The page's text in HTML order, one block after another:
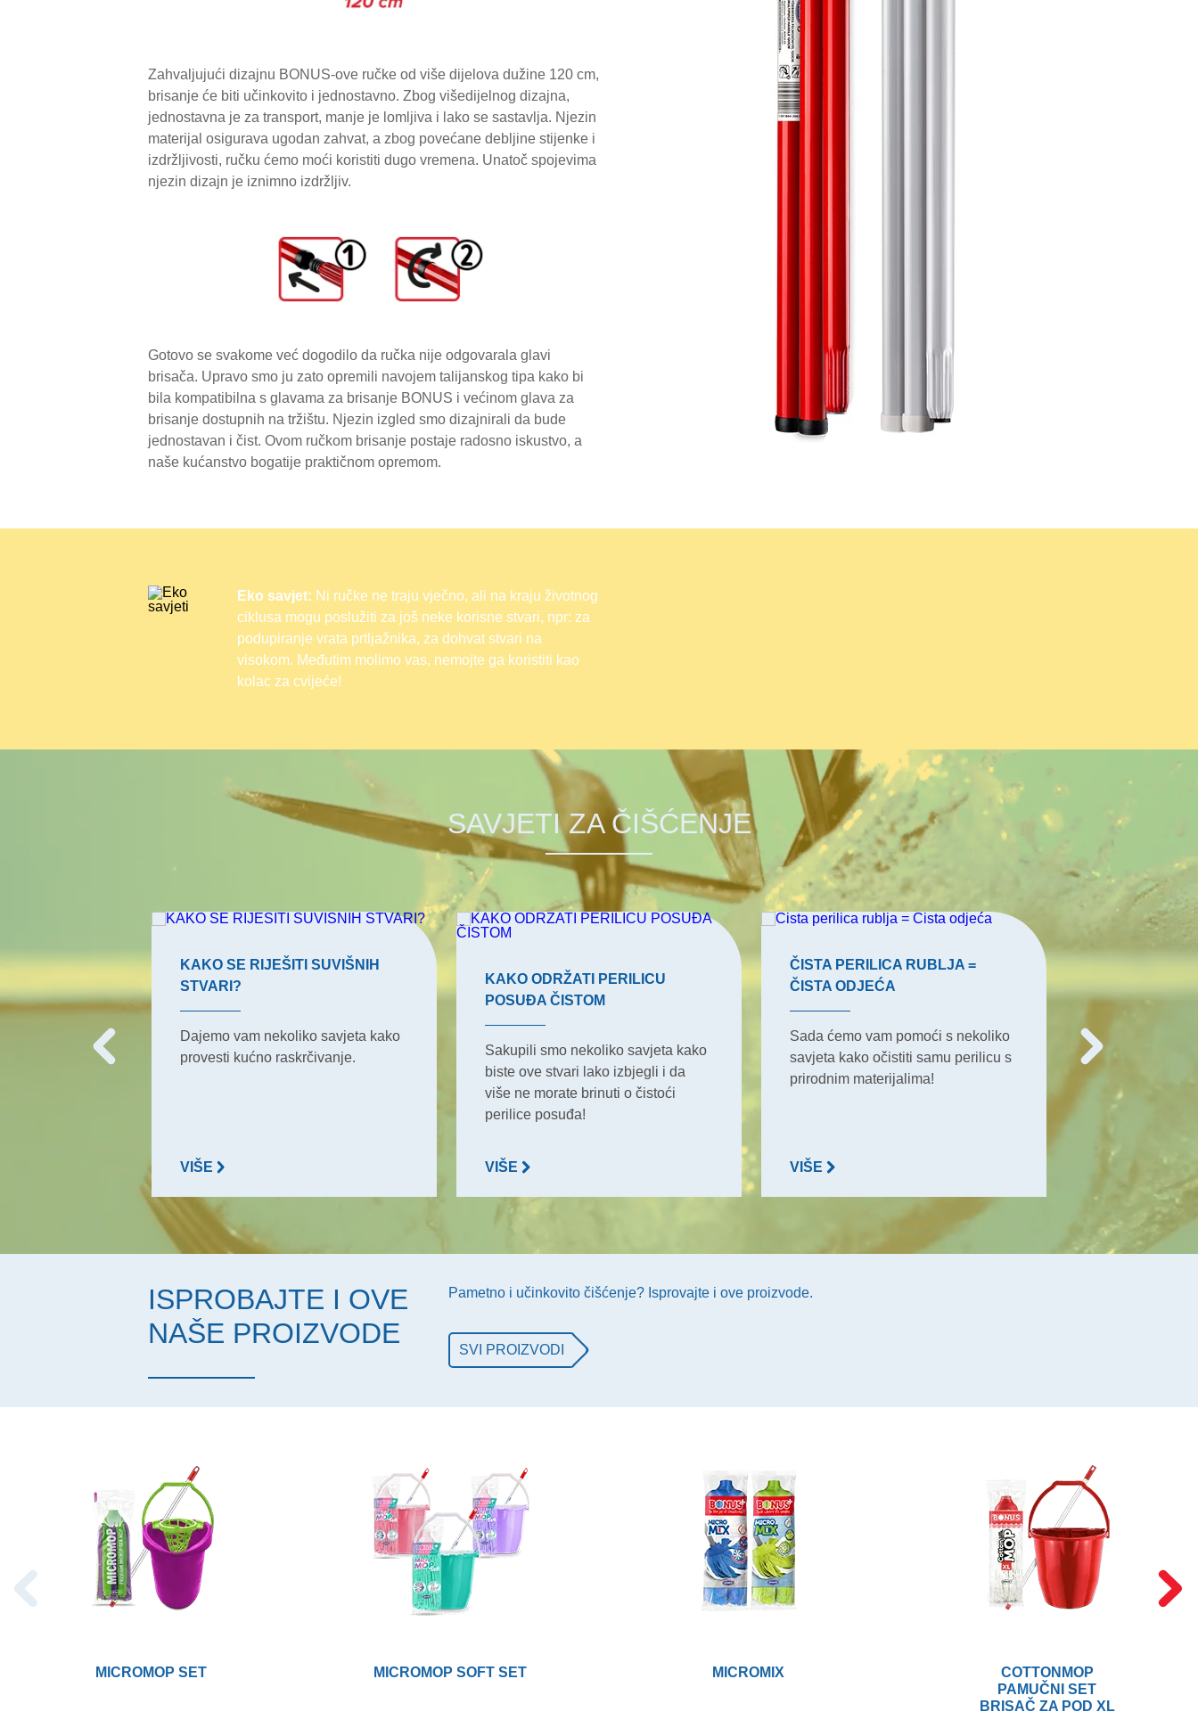
Zahvaljujući dizajnu BONUS-ove ručke od više dijelova dužine 120 cm,
brisanje će biti učinkovito i jednostavno. Zbog višedijelnog dizajna,
jednostavna je za transport, manje je lomljiva i lako se sastavlja. Njezin
materijal osigurava ugodan zahvat, a zbog povećane debljine stijenke i
izdržljivosti, ručku ćemo moći koristiti dugo vremena. Unatoč spojevima
njezin dizajn je iznimno izdržljiv.
Gotovo se svakome već dogodilo da ručka nije odgovarala glavi
brisača. Upravo smo ju zato opremili navojem talijanskog tipa kako bi
bila kompatibilna s glavama za brisanje BONUS i većinom glava za
brisanje dostupnih na tržištu. Njezin izgled smo dizajnirali da bude
jednostavan i čist. Ovom ručkom brisanje postaje radosno iskustvo, a
naše kućanstvo bogatije praktičnom opremom.
Eko savjet: Ni ručke ne traju vječno, ali na kraju životnog
ciklusa mogu poslužiti za još neke korisne stvari, npr: za
podupiranje vrata prtljažnika, za dohvat stvari na
visokom. Međutim molimo vas, nemojte ga koristiti kao
kolac za cvijeće!
SAVJETI ZA ČIŠĆENJE
ZA
KAKO SE RIJEŠITI SUVIŠNIH
STVARI?
Dajemo vam nekoliko savjeta kako
provesti kućno raskrčivanje.
VIŠE
KAKO ODRŽATI PERILICU
POSUĐA ČISTOM
Sakupili smo nekoliko savjeta kako
biste ove stvari lako izbjegli i da
više ne morate brinuti o čistoći
perilice posuđa!
VIŠE
ČISTA PERILICA RUBLJA =
ČISTA ODJEĆA
Sada ćemo vam pomoći s nekoliko
savjeta kako očistiti samu perilicu s
prirodnim materijalima!
VIŠE
ljetna
aktivnosti, jer
gotovo sve.
ISPROBAJTE I OVE
NAŠE PROIZVODE
Pametno i učinkovito čišćenje? Isprovajte i ove proizvode.
SVI PROIZVODI
MICROMOP SET MICROMOP SOFT SET MICROMIX
COTTONMOP
PAMUČNI SET
BRISAČ ZA POD XL